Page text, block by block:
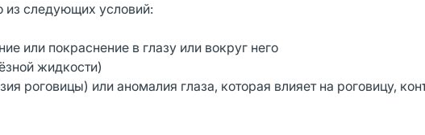
следующих условий:
или покраснение в глазу или вокруг него
жидкости)
роговицы) или аномалия глаза, которая влияет на роговицу,